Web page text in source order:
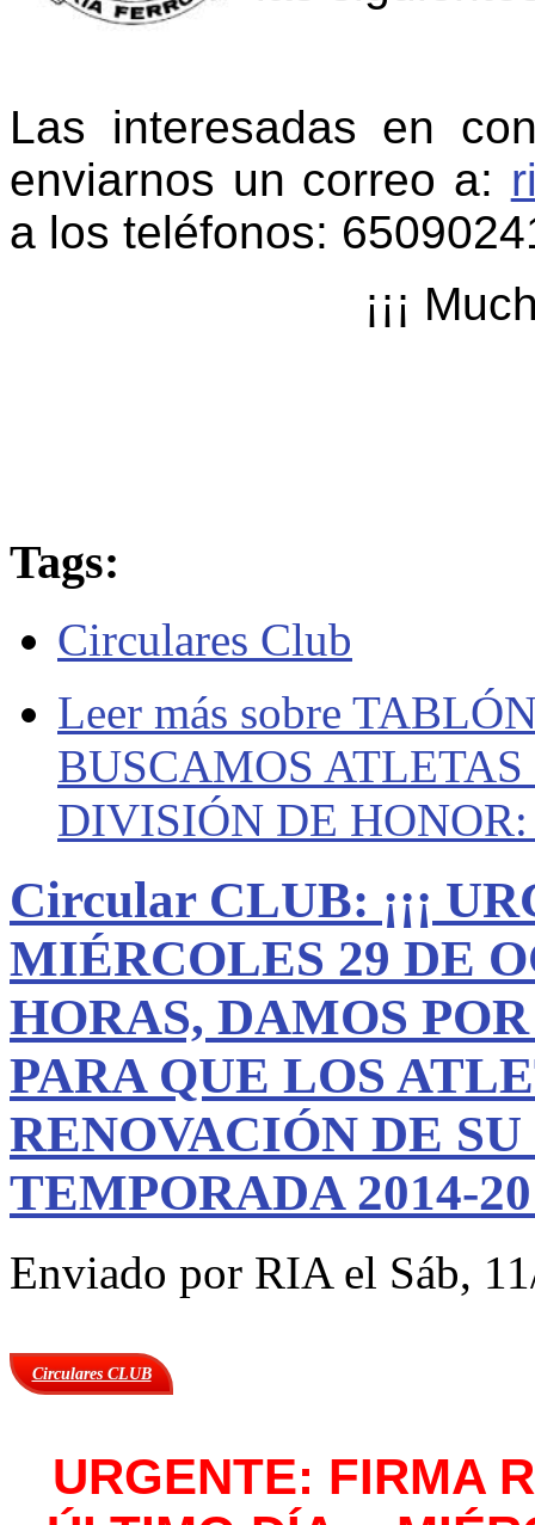
Las interesadas en
enviarnos un correo a:
a los teléfonos:
¡¡¡
Tags:
Circulares Club
Leer más sobre
BUSCAMOS
DIVISIÓN DE HONOR:
Circular CLUB: ¡¡¡
MIÉRCOLES 29 DE
HORAS, DAMOS
PARA QUE LOS
RENOVACIÓN DE
TEMPORADA 2014-
Enviado por RIAel Sáb,
Circulares CLUB
URGENTE: FIRMA